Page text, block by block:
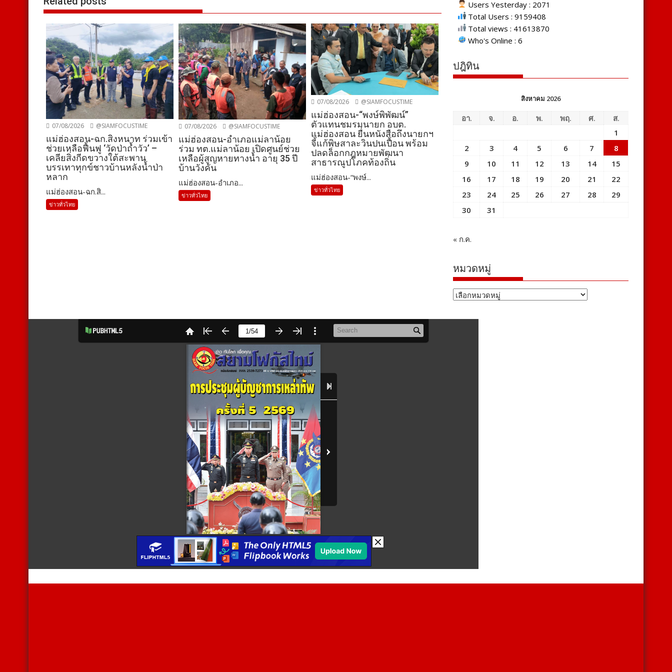
07/08/2026 @SIAMFOCUSTIME
แม่ฮ่องสอน-ฉก.สิงหนาท ร่วมเข้า
ช่วยเหลือฟื้นฟู ‘วัดป่าถ้ำวัว’ –
เคลียสิ่งกีดขวางใต้สะพาน
บรรเทาทุกข์ชาวบ้านหลังน้ำป่า
หลาก
แม่ฮ่องสอน-ฉก.สิ...
ข่าวทั่วไทย
07/08/2026 @SIAMFOCUSTIME
แม่ฮ่องสอน-อำเภอแม่ลาน้อย
ร่วม ทต.แม่ลาน้อย เปิดศูนย์ช่วย
เหลือผู้สูญหายทางน้ำ อายุ 35 ปี
บ้านวังคัน
แม่ฮ่องสอน-อำเภอ...
ข่าวทั่วไทย
07/08/2026 @SIAMFOCUSTIME
แม่ฮ่องสอน-“พงษ์พิพัฒน์”
ตัวแทนชมรมนายก อบต.
แม่ฮ่องสอน ยื่นหนังสือถึงนายกฯ
จี้แก้พิษสาละวินปนเปื้อน พร้อม
ปลดล็อกกฎหมายพัฒนา
สาธารณูปโภคท้องถิ่น
แม่ฮ่องสอน-“พงษ์...
ข่าวทั่วไทย
Users Yesterday : 2071
Total Users : 9159408
Total views : 41613870
Who's Online : 6
ปฎิทิน
สิงหาคม 2026
อา. จ. อ. พ. พฤ. ศ.
ส.
1
2
3 4 5 6 7
8
9
10 11 12 13 14
15
16
17 18 19 20 21
22
23
24 25 26 27 28
29
30
31
« ก.ค.
หมวดหมู่
หมวด